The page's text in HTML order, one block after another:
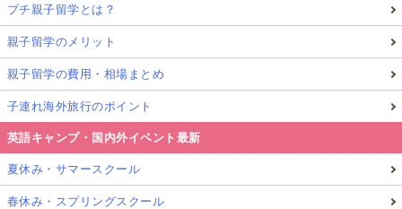
プチ親子留学とは？
親子留学のメリット
親子留学の費用・相場まとめ
子連れ海外旅行のポイント
英語キャンプ・国内外イベント最新
夏休み・サマースクール
春休み・スプリングスクール